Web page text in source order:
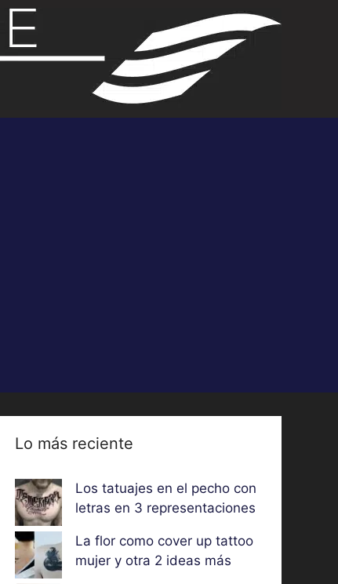
Lo más reciente
Los tatuajes en el pecho con
letras en 3 representaciones
La flor como cover up tattoo
mujer y otra 2 ideas más